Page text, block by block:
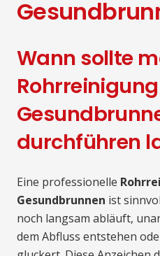
Wann sollte
durchführen
Eine professionelle
Gesundbrunnen ist
noch langsam abläuft,
dem Abfluss entstehen